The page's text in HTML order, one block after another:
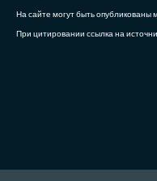
На сайте могут быть опубликованы
При цитировании ссылка на